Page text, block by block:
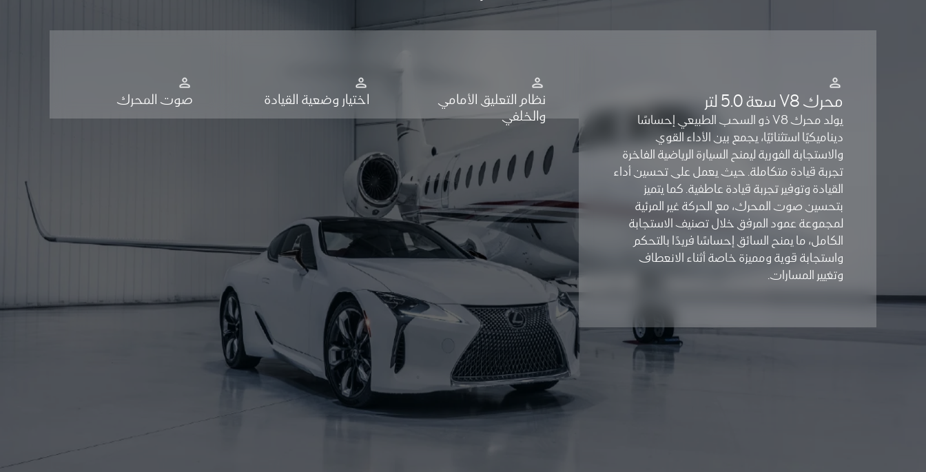
محرك V8 سعة 5.0 لتر
يولد محرك V8 ذو السحب الطبيعي إحساسًا
ديناميكيًا استثنائيًا، يجمع بين الأداء القوي
والاستجابة الفورية ليمنح السيارة الرياضية الفاخرة
تجربة قيادة متكاملة. حيث يعمل على تحسين أداء
القيادة وتوفير تجربة قيادة عاطفية. كما يتميز
بتحسين صوت المحرك، مع الحركة غير المرئية
لمجموعة عمود المرفق خلال تصنيف الاستجابة
الكامل، ما يمنح السائق إحساسًا فريدًا بالتحكم
واستجابة قوية ومميزة خاصة أثناء الانعطاف
وتغيير المسارات.
نظام التعليق الأمامي
والخلفي
اختيار وضعية القيادة صوت المحرك